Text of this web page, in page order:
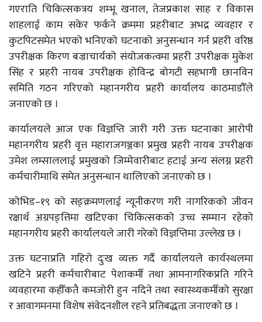
गएराति चिकित्सकत्रय शम्भू खनाल, तेजप्रकाश साह र विकास
शाहलाई काम सकेर फर्कने क्रममा प्रहरीबाट अभद्र व्यवहार र
कुटपिटसमेत भएको भनिएको घटनाको अनुसन्धान गर्न प्रहरी वरिष्ठ
उपरीक्षक किरण बज्राचार्यको संयोजकत्वमा प्रहरी उपरीक्षक मुकेश
सिंह र प्रहरी नायब उपरीक्षक होविन्द्र बोगटी सहभागी छानविन
समिति गठन गरिएको महानगरीय प्रहरी कार्यालय काठमाडौँले
जनाएको छ ।
कार्यालयले आज एक विज्ञप्ति जारी गरी उक्त घटनाका आरोपी
महानगरीय प्रहरी वृत्त महाराजगञ्जका प्रमुख प्रहरी नायब उपरीक्षक
उमेश लम्साललाई प्रमुखको जिम्मेवारीबाट हटाई अन्य संलग्न प्रहरी
कर्मचारीमाथि समेत अनुसन्धान थालिएको जनाएको छ ।
कोभिड–१९ को सङ्क्रमणलाई न्यूनीकरण गरी नागरिकको जीवन
रक्षार्थ अग्रपङ्त्तिमा खटिएका चिकित्सकको उच्च सम्मान रहेको
महानगरीय प्रहरी कार्यालयले जारी गरेको विज्ञप्तिमा उल्लेख छ ।
उक्त घटनाप्रति गहिरो दुःख व्यक्त गर्दै कार्यालयले कार्यस्थलमा
खटिने प्रहरी कर्मचारीबाट पेशाकर्मी तथा आमनागरिकप्रति गरिने
व्यवहारमा कहीँकतै कमजोरी हुन नदिने तथा स्वास्थ्यकर्मीको सुरक्षा
र आवागमनमा विशेष संवेदनशील रहने प्रतिबद्धता जनाएको छ ।